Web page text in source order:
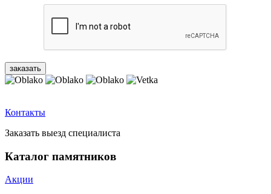
Контакты
Заказать выезд специалиста
Каталог памятников
Акции